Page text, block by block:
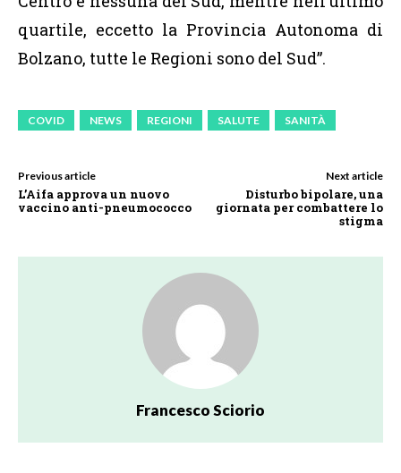
quartile, eccetto la Provincia Autonoma di
Bolzano, tutte le Regioni sono del Sud”.
COVID NEWS REGIONI SALUTE SANITÀ
Previous article
L’Aifa approva un nuovo
vaccino anti-pneumococco
Next article
Disturbo bipolare, una
giornata per combattere lo
stigma
Francesco Sciorio